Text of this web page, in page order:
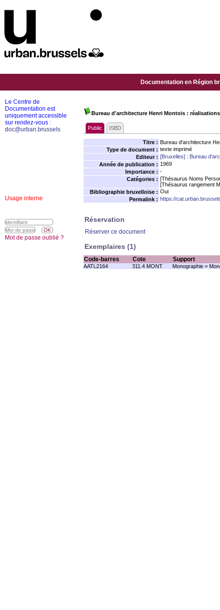
Documentation en Région
Bureau d'architecture Henri Montois :
Public ISBD
Titre : Bureau d'architecture
Type de document : texte imprimé
Editeur : [Bruxelles] : Bureau
Année de publication : 1969
Importance : -
Catégories : [Thésaurus Noms
[Thésaurus rangement
Bibliographie bruxelloise : Oui
Permalink : https://
Réservation
Réserver ce document
Exemplaires (1)
Code-barres Cote Support
AATL2164 311.4 MONT Monographie =
Le Centre de
Documentation est
uniquement accessible
sur rendez-vous :
doc@urban.brussels
Usage interne
Mot de passe oublié ?